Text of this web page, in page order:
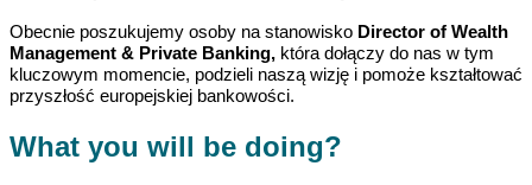
Obecnie poszukujemy osoby na stanowisko Director of Wealth
Management & Private Banking, która dołączy do nas w tym
kluczowym momencie, podzieli naszą wizję i pomoże kształtować
przyszłość europejskiej bankowości.
What you will be doing?